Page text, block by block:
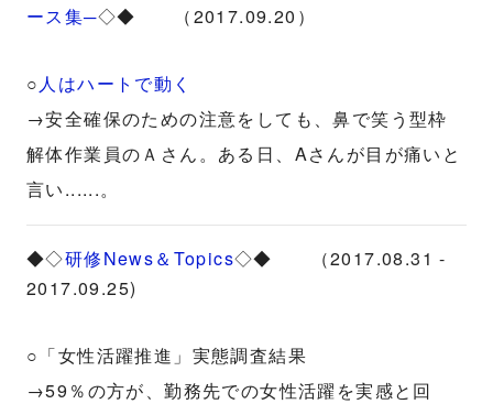
ース集─◇◆ （2017.09.20）
○人はハートで動く
→安全確保のための注意をしても、鼻で笑う型枠
解体作業員のＡさん。ある日、Aさんが目が痛いと
言い......。
◆◇研修News＆Topics◇◆ （2017.08.31 -
2017.09.25)
○「女性活躍推進」実態調査結果
→59％の方が、勤務先での女性活躍を実感と回